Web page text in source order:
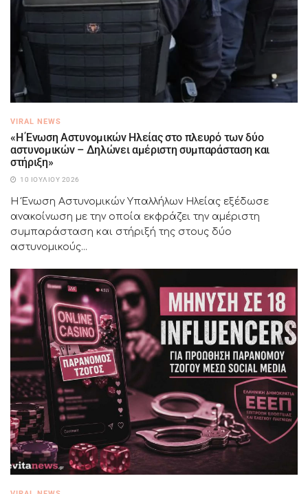
VIRAL NEWS
«Η Ένωση Αστυνομικών Ηλείας στο πλευρό των δύο
αστυνομικών – Δηλώνει αμέριστη συμπαράσταση και
στήριξη»
10 ΙΟΥΛΊΟΥ 2026
Η Ένωση Αστυνομικών Υπαλλήλων Ηλείας εξέδωσε
ανακοίνωση με την οποία εκφράζει την αμέριστη
συμπαράσταση και στήριξή της στους δύο
αστυνομικούς...